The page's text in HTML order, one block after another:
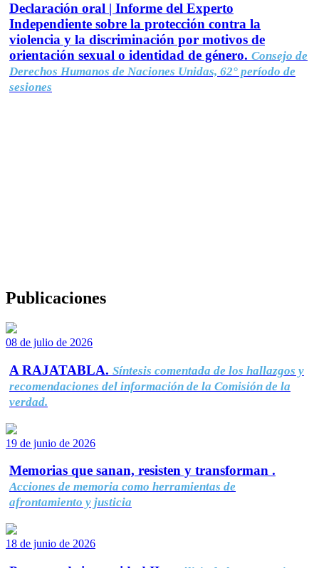
Declaración oral | Informe del Experto
Independiente sobre la protección contra la
violencia y la discriminación por motivos de
orientación sexual o identidad de género. Consejo de
Derechos Humanos de Naciones Unidas, 62° período de
sesiones
Publicaciones
08 de julio de 2026
A RAJATABLA. Síntesis comentada de los hallazgos y
recomendaciones del información de la Comisión de la
verdad.
19 de junio de 2026
Memorias que sanan, resisten y transforman .
Acciones de memoria como herramientas de
afrontamiento y justicia
18 de junio de 2026